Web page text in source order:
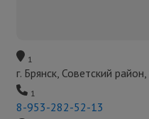
1
г. Брянск, Советский
1
8-953-282-52-13